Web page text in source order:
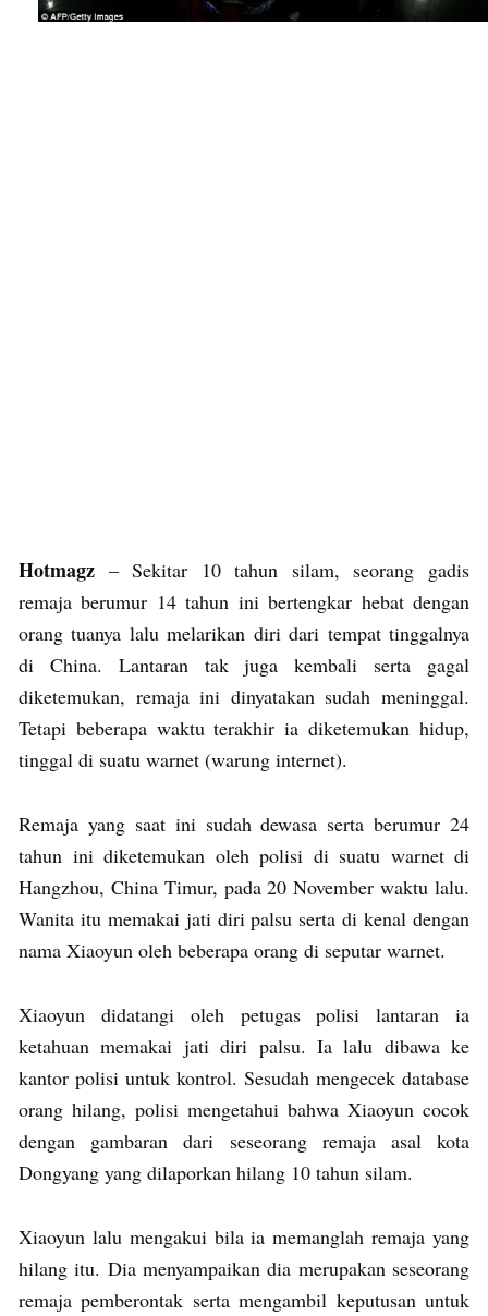
Hotmagz – Sekitar 10 tahun silam, seorang gadis
remaja berumur 14 tahun ini bertengkar hebat dengan
orang tuanya lalu melarikan diri dari tempat tinggalnya
di China. Lantaran tak juga kembali serta gagal
diketemukan, remaja ini dinyatakan sudah meninggal.
Tetapi beberapa waktu terakhir ia diketemukan hidup,
tinggal di suatu warnet (warung internet).
Remaja yang saat ini sudah dewasa serta berumur 24
tahun ini diketemukan oleh polisi di suatu warnet di
Hangzhou, China Timur, pada 20 November waktu lalu.
Wanita itu memakai jati diri palsu serta di kenal dengan
nama Xiaoyun oleh beberapa orang di seputar warnet.
Xiaoyun didatangi oleh petugas polisi lantaran ia
ketahuan memakai jati diri palsu. Ia lalu dibawa ke
kantor polisi untuk kontrol. Sesudah mengecek database
orang hilang, polisi mengetahui bahwa Xiaoyun cocok
dengan gambaran dari seseorang remaja asal kota
Dongyang yang dilaporkan hilang 10 tahun silam.
Xiaoyun lalu mengakui bila ia memanglah remaja yang
hilang itu. Dia menyampaikan dia merupakan seseorang
remaja pemberontak serta mengambil keputusan untuk